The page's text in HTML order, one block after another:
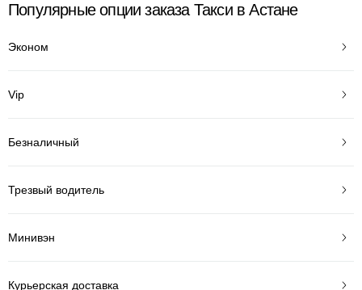
Популярные опции заказа Такси в Астане
Эконом
Vip
Безналичный
Трезвый водитель
Минивэн
Курьерская доставка